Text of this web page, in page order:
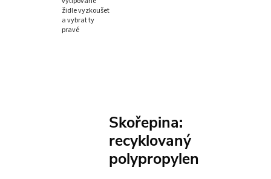
židle vyzkoušet
a vybrat ty
pravé
Skořepina:
recyklovaný
polypropylen